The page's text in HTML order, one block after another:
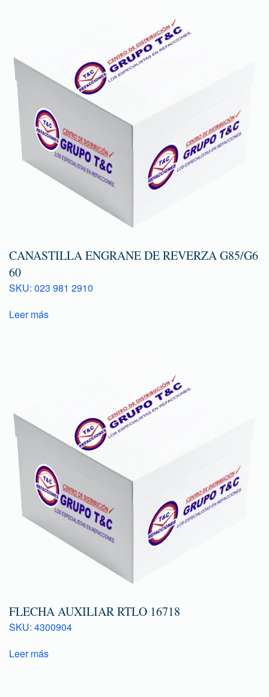
CANASTILLA ENGRANE DE REVERZA G85/G6
60
SKU: 023 981 2910
Leer más
FLECHA AUXILIAR RTLO 16718
SKU: 4300904
Leer más